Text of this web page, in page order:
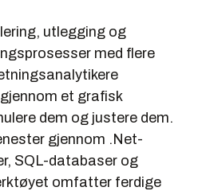
utlegging og
med flere
et grafisk
dem og justere dem.
gjennom .Net-
SQL-databaser og
omfatter ferdige